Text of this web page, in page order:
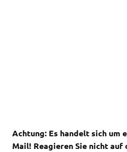
Achtung: Es handelt sich um
Mail! Reagieren Sie nicht auf